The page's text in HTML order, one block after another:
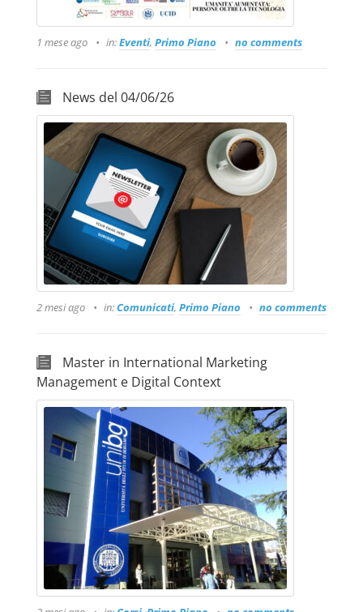
1 mese ago in:Eventi, Primo Piano no comments
News del 04/06/26
2 mesi ago in:Comunicati, Primo Piano no comments
Master in International Marketing
Management e Digital Context